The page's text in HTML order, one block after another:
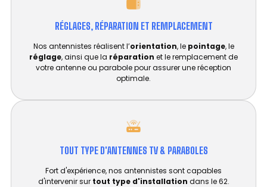
RÉGLAGES, RÉPARATION ET REMPLACEMENT​
Nos antennistes réalisent l’orientation, le pointage, le
réglage, ainsi que la réparation et le remplacement de
votre antenne ou parabole pour assurer une réception
optimale.
TOUT TYPE D'ANTENNES TV & PARABOLES
Fort d'expérience, nos antennistes sont capables
d'intervenir sur tout type d'installation dans le 62.